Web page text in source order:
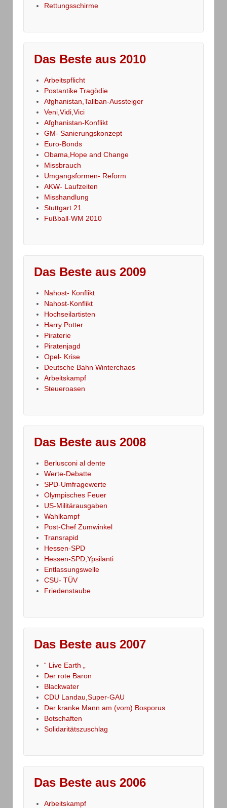
Rettungsschirme
Das Beste aus 2010
Arbeitspflicht
Postantike Tragödie
Afghanistan,Taliban-Aussteiger
Veni,Vidi,Vici
Afghanistan-Konflikt
GM- Sanierungskonzept
Euro-Bonds
Obama,Hope and Change
Missbrauch
Umgangsformen- Reform
AKW- Laufzeiten
Misshandlung
Stuttgart 21
Fußball-WM 2010
Das Beste aus 2009
Nahost- Konflikt
Nahost-Konflikt
Hochseilartisten
Harry Potter
Piraterie
Piratenjagd
Opel- Krise
Deutsche Bahn Winterchaos
Arbeitskampf
Steueroasen
Das Beste aus 2008
Berlusconi al dente
Werte-Debatte
SPD-Umfragewerte
Olympisches Feuer
US-Militärausgaben
Wahlkampf
Post-Chef Zumwinkel
Transrapid
Hessen-SPD
Hessen-SPD,Ypsilanti
Entlassungswelle
CSU- TÜV
Friedenstaube
Das Beste aus 2007
“ Live Earth „
Der rote Baron
Blackwater
CDU Landau,Super-GAU
Der kranke Mann am (vom) Bosporus
Botschaften
Solidaritätszuschlag
Das Beste aus 2006
Arbeitskampf